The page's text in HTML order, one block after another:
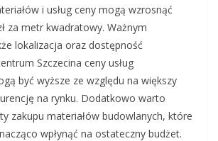
i usług ceny mogą wzrosnąć
za metr kwadratowy. Ważnym
lokalizacja oraz dostępność
Szczecina ceny usług
być wyższe ze względu na większy
na rynku. Dodatkowo warto
zakupu materiałów budowlanych, które
wpłynąć na ostateczny budżet.